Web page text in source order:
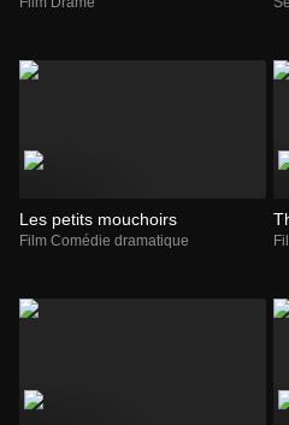
Les petits mouchoirs
Film Comédie dramatique